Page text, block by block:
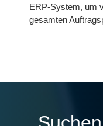
ERP-System, um
gesamten